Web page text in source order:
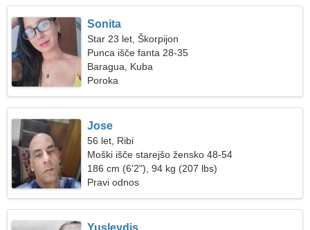
Sonita
Star 23 let, Škorpijon
Punca išče fanta 28-35
Baragua, Kuba
Poroka
Jose
56 let, Ribi
Moški išče starejšo žensko 48-54
186 cm (6'2"), 94 kg (207 lbs)
Pravi odnos
Yusleydis